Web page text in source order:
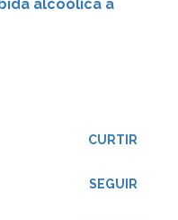
alcoólica a
CURTIR
SEGUIR